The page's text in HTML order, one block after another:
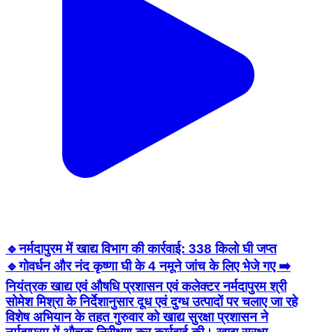
🔹नर्मदापुरम में खाद्य विभाग की कार्रवाई: 338 किलो घी जप्त
🔹गोवर्धन और नंद कृष्णा घी के 4 नमूने जांच के लिए भेजे गए ➡️
नियंत्रक खाद्य एवं औषधि प्रशासन एवं कलेक्टर नर्मदापुरम श्री
सोमेश मिश्रा के निर्देशानुसार दूध एवं दुग्ध उत्पादों पर चलाए जा रहे
विशेष अभियान के तहत गुरुवार को खाद्य सुरक्षा प्रशासन ने